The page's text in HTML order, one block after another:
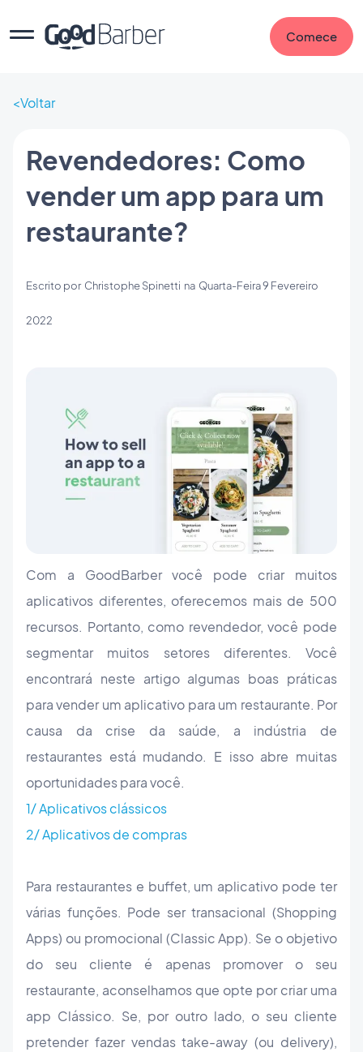
Comece
Voltar
Revendedores: Como
vender um app para um
restaurante?
Escrito por Christophe Spinetti na Quarta-Feira 9 Fevereiro
2022
Com a GoodBarber você pode criar muitos
aplicativos diferentes, oferecemos mais de 500
recursos. Portanto, como revendedor, você pode
segmentar muitos setores diferentes. Você
encontrará neste artigo algumas boas práticas
para vender um aplicativo para um restaurante. Por
causa da crise da saúde, a indústria de
restaurantes está mudando. E isso abre muitas
oportunidades para você.
1/ Aplicativos clássicos
2/ Aplicativos de compras
Para restaurantes e buffet, um aplicativo pode ter
várias funções. Pode ser transacional (Shopping
Apps) ou promocional (Classic App). Se o objetivo
do seu cliente é apenas promover o seu
restaurante, aconselhamos que opte por criar uma
app Clássico. Se, por outro lado, o seu cliente
pretender fazer vendas take-away (ou delivery),